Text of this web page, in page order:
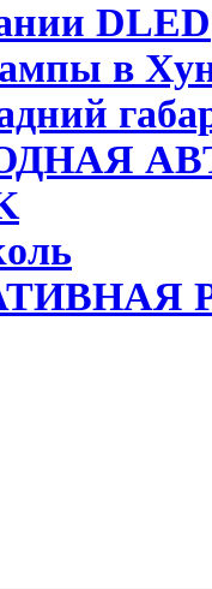
DLED
в